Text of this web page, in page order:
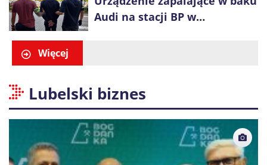
Audi na stacji BP w
Więcej
Lubelski biznes